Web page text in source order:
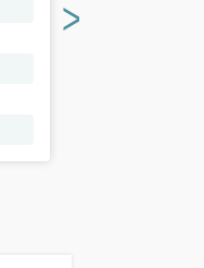
>